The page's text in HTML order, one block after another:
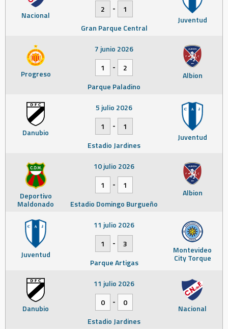
Nacional Juventud
2
-
1
Gran Parque Central
Progreso Albion
7 junio 2026
1
-
2
Parque Paladino
Danubio Juventud
5 julio 2026
1
-
1
Estadio Jardines
Deportivo
Maldonado
Albion
10 julio 2026
1
-
1
Estadio Domingo Burgueño
Juventud Montevideo
City Torque
11 julio 2026
1
-
3
Parque Artigas
Danubio Nacional
11 julio 2026
0
-
0
Estadio Jardines